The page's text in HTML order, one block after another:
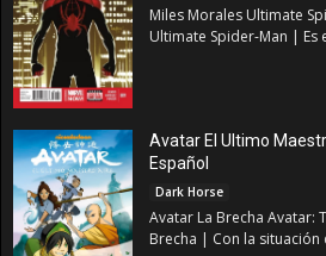
Miles Morales Ultimate
Ultimate Spider-Man | Es
Avatar El Ultimo
Español
Dark Horse
Avatar La Brecha Avatar:
Brecha | Con la situación